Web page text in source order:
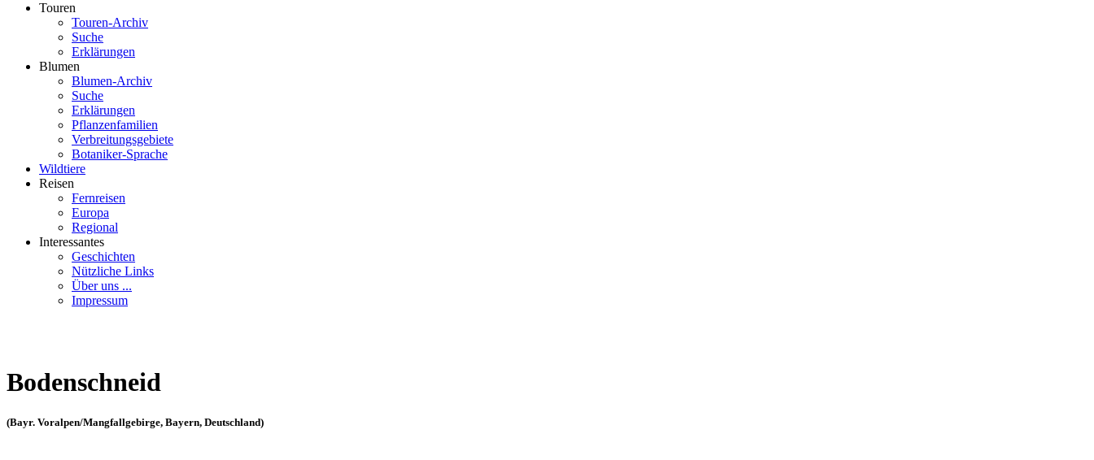
Touren
Touren-Archiv
Suche
Erklärungen
Blumen
Blumen-Archiv
Suche
Erklärungen
Pflanzenfamilien
Verbreitungsgebiete
Botaniker-Sprache
Wildtiere
Reisen
Fernreisen
Europa
Regional
Interessantes
Geschichten
Nützliche Links
Über uns ...
Impressum
Bodenschneid
(Bayr. Voralpen/Mangfallgebirge, Bayern, Deutschland)